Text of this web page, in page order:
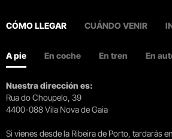
CÓMO LLEGAR CUÁNDO VENIR
A pie En coche En tren En
Nuestra dirección es:
Rua do Choupelo, 39
4400-088 Vila Nova de Gaia
Si vienes desde la Ribeira de Porto, tardarás